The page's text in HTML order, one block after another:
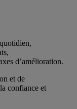
d’amélioration.
et de
confiance et